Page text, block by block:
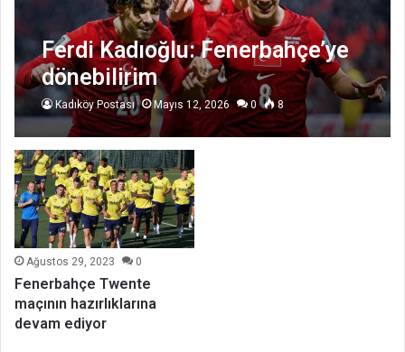
Ferdi Kadıoğlu: Fenerbahçe’ye
dönebilirim
Kadıköy Postası Mayıs 12, 2026 0 8
Ağustos 29, 2023 0
Fenerbahçe Twente
maçının hazırlıklarına
devam ediyor